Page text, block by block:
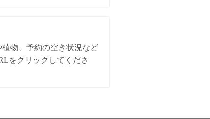
物、予約の空き状況など
をクリックしてくださ